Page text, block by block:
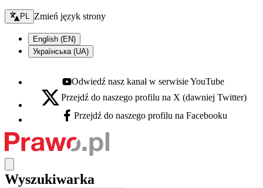
Zmień język - bieżący:
PL Zmień język strony
English (EN)
Українська (UA)
Youtube - otwiera się w nowej karcie
Odwiedź nasz kanał w serwisie YouTube
X - otwiera się w nowej karcie
Przejdź do naszego profilu na X (dawniej Twitter)
Facebook - otwiera się w nowej karcie
Przejdź do naszego profilu na Facebooku
Wyszukiwarka